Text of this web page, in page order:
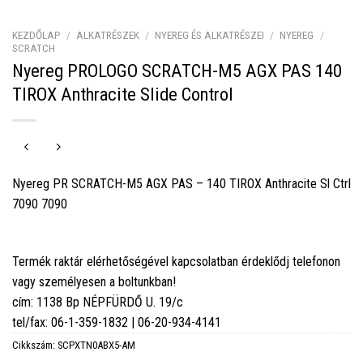
KEZDŐLAP / ALKATRÉSZEK / NYEREG ÉS ALKATRÉSZEI / NYEREG
/
SCRATCH
Nyereg PROLOGO SCRATCH-M5 AGX PAS 140
TIROX Anthracite Slide Control
Nyereg PR SCRATCH-M5 AGX PAS – 140 TIROX Anthracite Sl Ctrl
7090 7090
Termék raktár elérhetőségével kapcsolatban érdeklődj telefonon
vagy személyesen a boltunkban!
cím: 1138 Bp NÉPFÜRDŐ U. 19/c
tel/fax: 06-1-359-1832 | 06-20-934-4141
Cikkszám: SCPXTN0ABX5-AM